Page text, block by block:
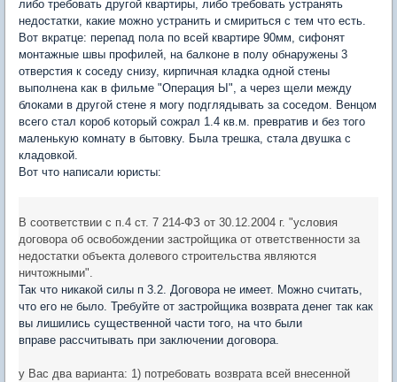
либо требовать другой квартиры, либо требовать устранять
недостатки, какие можно устранить и смириться с тем что есть.
Вот вкратце: перепад пола по всей квартире 90мм, сифонят
монтажные швы профилей, на балконе в полу обнаружены 3
отверстия к соседу снизу, кирпичная кладка одной стены
выполнена как в фильме "Операция Ы", а через щели между
блоками в другой стене я могу подглядывать за соседом. Венцом
всего стал короб который сожрал 1.4 кв.м. превратив и без того
маленькую комнату в бытовку. Была трешка, стала двушка с
кладовкой.
Вот что написали юристы:
В соответствии с п.4 ст. 7 214-ФЗ от 30.12.2004 г. "условия
договора об освобождении застройщика от ответственности за
недостатки объекта долевого строительства являются
ничтожными".
Так что никакой силы п 3.2. Договора не имеет. Можно считать,
что его не было. Требуйте от застройщика возврата денег так как
вы лишились существенной части того, на что были
вправе рассчитывать при заключении договора.
у Вас два варианта: 1) потребовать возврата всей внесенной